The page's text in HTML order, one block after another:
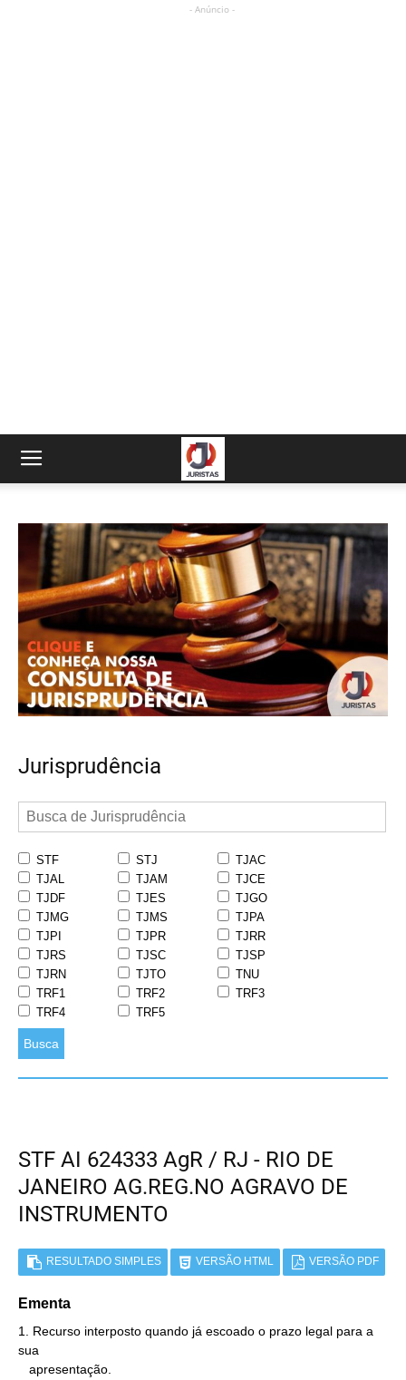
- Anúncio -
Jurisprudência
STF STJ
TJAC
TJAL
TJAM
TJCE
TJDF
TJES
TJGO
TJMG
TJMS
TJPA
TJPI
TJPR
TJRR
TJRS
TJSC
TJSP
TJRN
TJTO
TNU
TRF1
TRF2
TRF3
TRF4
TRF5
Busca
STF AI 624333 AgR / RJ - RIO DE
JANEIRO AG.REG.NO AGRAVO DE
INSTRUMENTO
RESULTADO SIMPLES VERSÃO HTML VERSÃO PDF
Ementa
1. Recurso interposto quando já escoado o prazo legal para a
sua